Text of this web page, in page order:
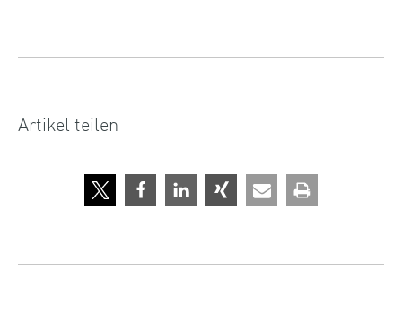
Artikel teilen